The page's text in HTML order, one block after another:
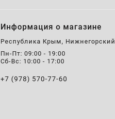
Информация о магазине
Республика Крым, Нижнегорский
Пн-Пт: 09:00 - 19:00
Сб-Вс: 10:00 - 17:00
+7 (978) 570-77-60